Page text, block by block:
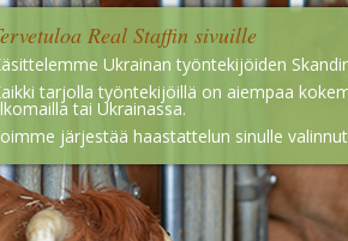
Real Staffin sivuille
Ukrainan työntekijöiden
tarjolla työntekijöillä on aiempaa
tai Ukrainassa.
järjestää haastattelun sinulle